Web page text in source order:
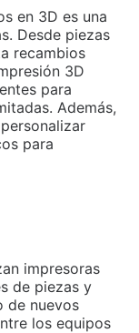
en 3D es una
Desde piezas
recambios
3D
para
Además,
para
impresoras
de piezas y
de nuevos
los equipos